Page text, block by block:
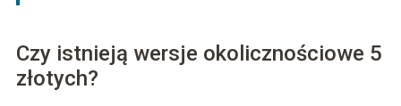
Czy istnieją wersje okolicznościowe 5
złotych?